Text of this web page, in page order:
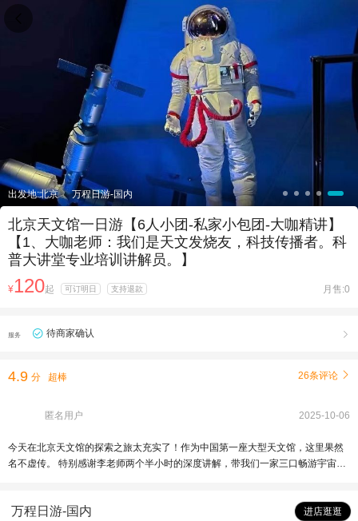
出发地:北京 万程日游-国内
北京天文馆一日游【6人小团-私家小包团-大咖精讲】
【1、大咖老师：我们是天文发烧友，科技传播者。科
普大讲堂专业培训讲解员。】
¥120起 可订明日 支持退款 月售:0
服务 待商家确认 
4.9 分 超棒 26条评论 
匿名用户 2025-10-06
今天在北京天文馆的探索之旅太充实了！作为中国第一座大型天文馆，这里果然
名不虚传。 特别感谢李老师两个半小时的深度讲解，带我们一家三口畅游宇宙。
习知识，在思考中发现宇宙的奥秘。 听完李老师的专业讲解，收获满满，对天文
万程日游-国内 进店逛逛